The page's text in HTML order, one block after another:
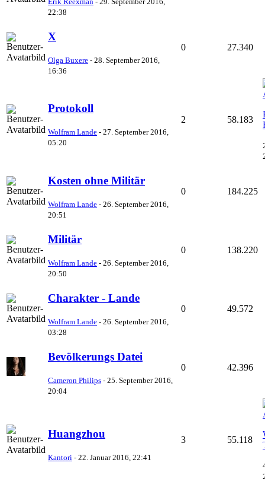
22:38
X
Olga Buxere - 28. September 2016,
16:36
0 27.340
Protokoll
Wolfram Lande - 27. September 2016,
05:20
2 58.183
Kosten ohne Militär
Wolfram Lande - 26. September 2016,
20:51
0 184.225
Militär
Wolfram Lande - 26. September 2016,
20:50
0 138.220
Charakter - Lande
Wolfram Lande - 26. September 2016,
03:28
0 49.572
Bevölkerungs Datei
Cameron Philips - 25. September 2016,
20:04
0 42.396
Huangzhou
Kantori - 22. Januar 2016, 22:41
3 55.118